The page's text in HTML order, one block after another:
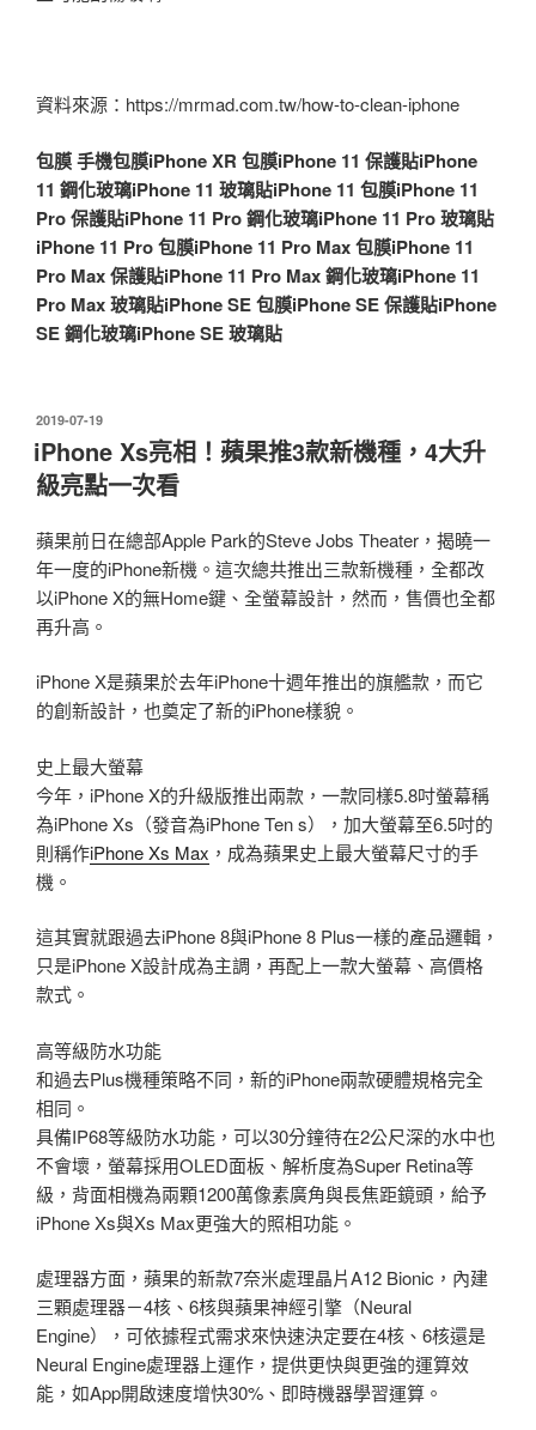
資料來源：https://mrmad.com.tw/how-to-clean-iphone
包膜手機包膜iPhone XR 包膜iPhone 11 保護貼iPhone
11 鋼化玻璃iPhone 11 玻璃貼iPhone 11 包膜iPhone 11
Pro 保護貼iPhone 11 Pro 鋼化玻璃iPhone 11 Pro 玻璃貼
iPhone 11 Pro 包膜iPhone 11 Pro Max 包膜iPhone 11
Pro Max 保護貼iPhone 11 Pro Max 鋼化玻璃iPhone 11
Pro Max 玻璃貼iPhone SE 包膜iPhone SE 保護貼iPhone
SE 鋼化玻璃iPhone SE 玻璃貼
發
佈
於
2019-07-19
iPhone Xs亮相！蘋果推3款新機種，4大升
級亮點一次看
蘋果前日在總部Apple Park的Steve Jobs Theater，揭曉一
年一度的iPhone新機。這次總共推出三款新機種，全都改
以iPhone X的無Home鍵、全螢幕設計，然而，售價也全都
再升高。
iPhone X是蘋果於去年iPhone十週年推出的旗艦款，而它
的創新設計，也奠定了新的iPhone樣貌。
史上最大螢幕
今年，iPhone X的升級版推出兩款，一款同樣5.8吋螢幕稱
為iPhone Xs（發音為iPhone Ten s），加大螢幕至6.5吋的
則稱作iPhone Xs Max ，成為蘋果史上最大螢幕尺寸的手
機。
這其實就跟過去iPhone 8與iPhone 8 Plus一樣的產品邏輯，
只是iPhone X設計成為主調，再配上一款大螢幕、高價格
款式。
高等級防水功能
和過去Plus機種策略不同，新的iPhone兩款硬體規格完全
相同。
具備IP68等級防水功能，可以30分鐘待在2公尺深的水中也
不會壞，螢幕採用OLED面板、解析度為Super Retina等
級，背面相機為兩顆1200萬像素廣角與長焦距鏡頭，給予
iPhone Xs與Xs Max更強大的照相功能。
處理器方面，蘋果的新款7奈米處理晶片A12 Bionic，內建
三顆處理器－4核、6核與蘋果神經引擎（Neural
Engine），可依據程式需求來快速決定要在4核、6核還是
Neural Engine處理器上運作，提供更快與更強的運算效
能，如App開啟速度增快30%、即時機器學習運算。